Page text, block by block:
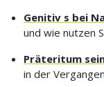
Genitiv s bei
und wie nutzen
Präteritum
in der